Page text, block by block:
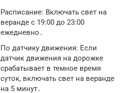
Расписание: Включать свет на
веранде с 19:00 до 23:00
ежедневно․
По датчику движения: Если
датчик движения на дорожке
срабатывает в темное время
суток, включать свет на веранде
на 5 минут․